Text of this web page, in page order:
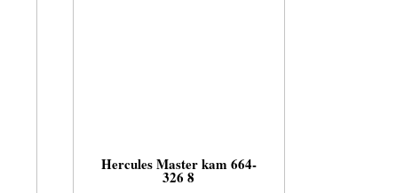
Hercules Master kam 664-
326 8